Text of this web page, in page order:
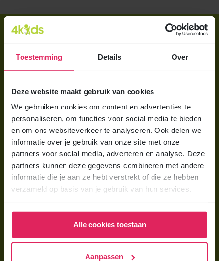
Toestemming Details Over
Deze website maakt gebruik van cookies
We gebruiken cookies om content en advertenties te
personaliseren, om functies voor social media te bieden
en om ons websiteverkeer te analyseren. Ook delen we
informatie over je gebruik van onze site met onze
partners voor social media, adverteren en analyse. Deze
partners kunnen deze gegevens combineren met andere
informatie die je aan ze hebt verstrekt of die ze hebben
verzameld op basis van je gebruik van hun services.
Alle cookies toestaan
Aanpassen
Direct regelen
Brochure aanvragen
Voor ouders
Wat is gastouderopvang?
Wat kost een gastouder?
Hoe vind ik een gastouder?
Gastouder worden bij 4Kids